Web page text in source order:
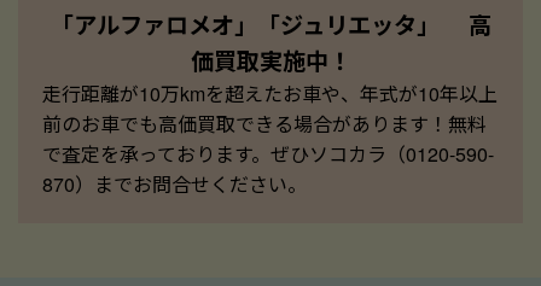
「アルファロメオ」「ジュリエッタ」 高
価買取実施中！
走行距離が10万kmを超えたお車や、年式が10年以上
前のお車でも高価買取できる場合があります！無料
で査定を承っております。ぜひソコカラ（0120-590-
870）までお問合せください。